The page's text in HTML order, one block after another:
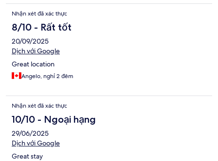
Nhận xét đã xác thực
8/10 - Rất tốt
20/09/2025
Dịch với Google
Great location
Angelo, nghỉ 2 đêm
Nhận xét đã xác thực
10/10 - Ngoại hạng
29/06/2025
Dịch với Google
Great stay